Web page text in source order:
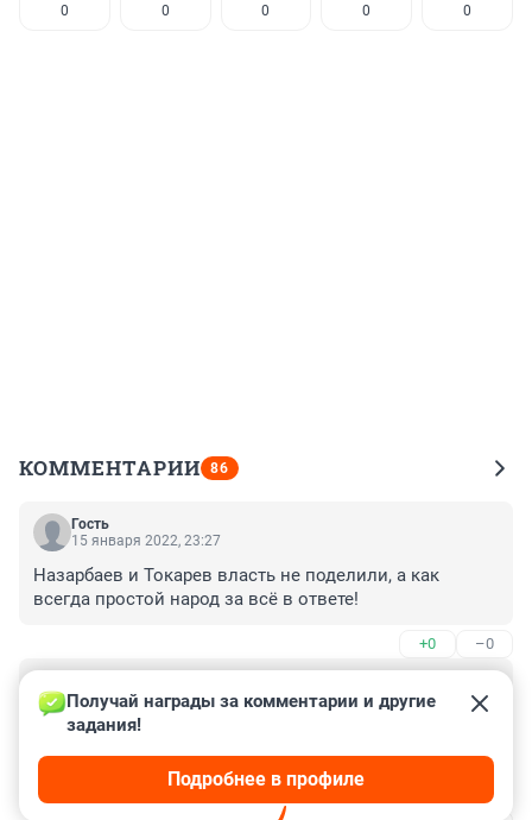
0 0 0 0 0
КОММЕНТАРИИ 86
Гость
15 января 2022, 23:27
Назарбаев и Токарев власть не поделили, а как
всегда простой народ за всё в ответе!
+0 –0
11 января 2022, 09:46
Необходимо выявлять террористов в России
повышающих цены и привлекать за подготовку к
теракту,приготовление к массовым
беспорядкам,покушение на целостность
Получай награды за комментарии и другие
задания!
Подробнее в профиле